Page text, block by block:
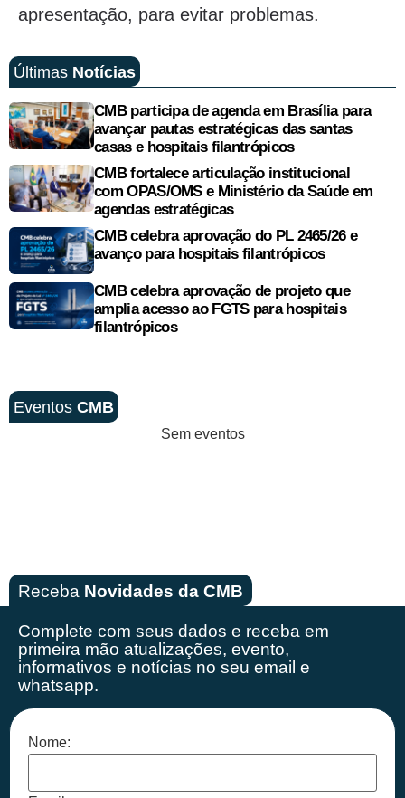
apresentação, para evitar problemas.
Últimas Notícias
CMB participa de agenda em Brasília para
avançar pautas estratégicas das santas
casas e hospitais filantrópicos
CMB fortalece articulação institucional
com OPAS/OMS e Ministério da Saúde em
agendas estratégicas
CMB celebra aprovação do PL 2465/26 e
avanço para hospitais filantrópicos
CMB celebra aprovação de projeto que
amplia acesso ao FGTS para hospitais
filantrópicos
Eventos CMB
Sem eventos
Receba Novidades da CMB
Complete com seus dados e receba em
primeira mão atualizações, evento,
informativos e notícias no seu email e
whatsapp.
Nome: